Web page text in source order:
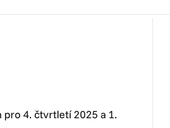
4. čtvrtletí 2025 a 1.